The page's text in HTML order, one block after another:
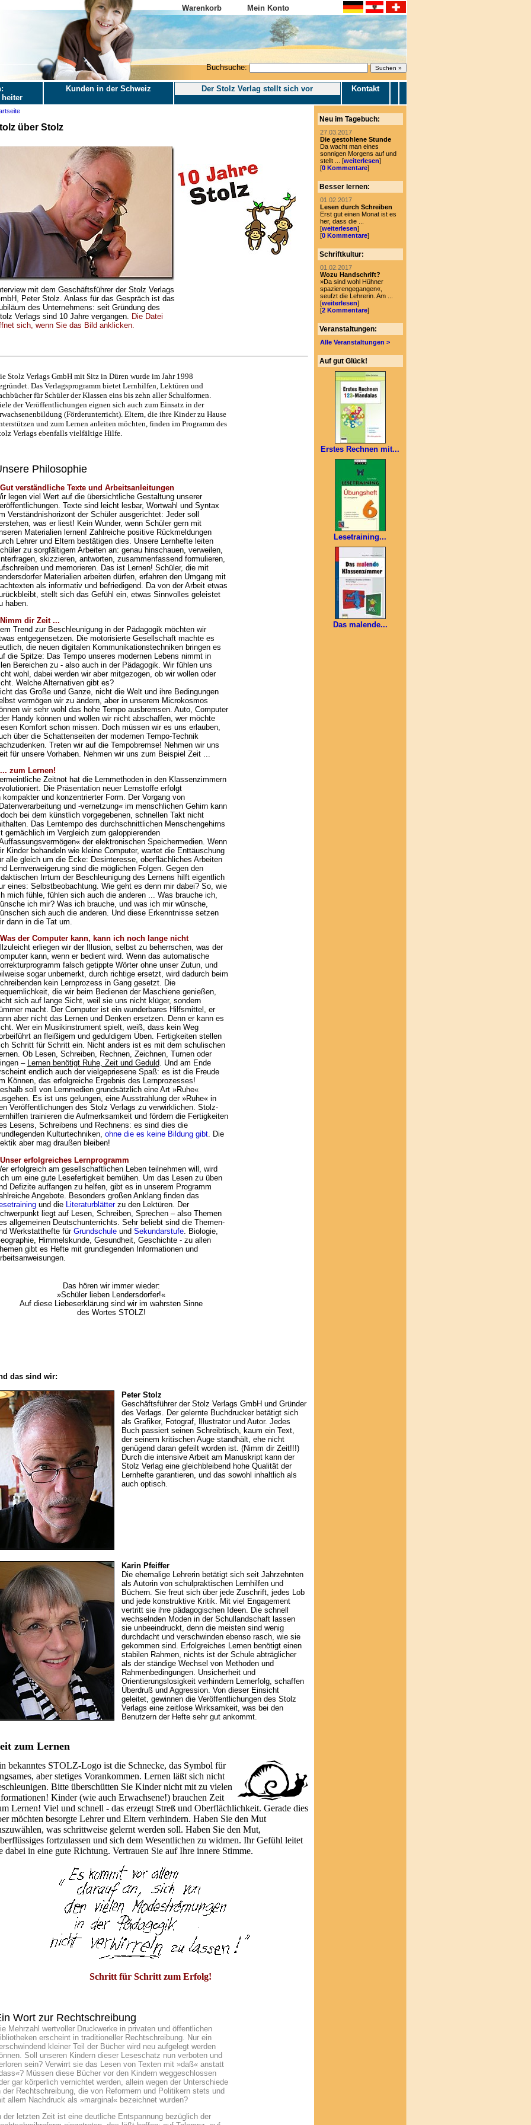
Warenkorb Mein Konto
Buchsuche:
Kunden in der Schweiz Der Stolz Verlag stellt sich vor Kontakt
über Stolz
mit dem Geschäftsführer der Stolz Verlags
Peter Stolz. Anlass für das Gespräch ist das
des Unternehmens: seit Gründung des
Verlags sind 10 Jahre vergangen. Die Datei
sich, wenn Sie das Bild anklicken.
Stolz Verlags GmbH mit Sitz in Düren wurde im Jahr 1998
Das Verlagsprogramm bietet Lernhilfen, Lektüren und
für Schüler der Klassen eins bis zehn aller Schulformen.
der Veröffentlichungen eignen sich auch zum Einsatz in der
(Förderunterricht). Eltern, die ihre Kinder zu Hause
und zum Lernen anleiten möchten, finden im Programm des
Verlags ebenfalls vielfältige Hilfe.
Philosophie
verständliche Texte und Arbeitsanleitungen
legen viel Wert auf die übersichtliche Gestaltung unserer
Texte sind leicht lesbar, Wortwahl und Syntax
Verständnishorizont der Schüler ausgerichtet: Jeder soll
was er liest! Kein Wunder, wenn Schüler gern mit
Materialien lernen! Zahlreiche positive Rückmeldungen
Lehrer und Eltern bestätigen dies. Unsere Lernhefte leiten
zu sorgfältigem Arbeiten an: genau hinschauen, verweilen,
skizzieren, antworten, zusammenfassend formulieren,
und memorieren. Das ist Lernen! Schüler, die mit
Materialien arbeiten dürfen, erfahren den Umgang mit
als informativ und befriedigend. Da von der Arbeit etwas
stellt sich das Gefühl ein, etwas Sinnvolles geleistet
haben.
dir Zeit ...
Trend zur Beschleunigung in der Pädagogik möchten wir
entgegensetzen. Die motorisierte Gesellschaft machte es
die neuen digitalen Kommunikationstechniken bringen es
die Spitze: Das Tempo unseres modernen Lebens nimmt in
Bereichen zu - also auch in der Pädagogik. Wir fühlen uns
wohl, dabei werden wir aber mitgezogen, ob wir wollen oder
Welche Alternativen gibt es?
das Große und Ganze, nicht die Welt und ihre Bedingungen
vermögen wir zu ändern, aber in unserem Microkosmos
wir sehr wohl das hohe Tempo ausbremsen. Auto, Computer
Handy können und wollen wir nicht abschaffen, wer möchte
Komfort schon missen. Doch müssen wir es uns erlauben,
über die Schattenseiten der modernen Tempo-Technik
Treten wir auf die Tempobremse! Nehmen wir uns
für unsere Vorhaben. Nehmen wir uns zum Beispiel Zeit ...
zum Lernen!
Zeitnot hat die Lernmethoden in den Klassenzimmern
Die Präsentation neuer Lernstoffe erfolgt
kompakter und konzentrierter Form. Der Vorgang von
und -vernetzung« im menschlichen Gehirn kann
bei dem künstlich vorgegebenen, schnellen Takt nicht
Das Lerntempo des durchschnittlichen Menschengehirns
gemächlich im Vergleich zum galoppierenden
der elektronischen Speichermedien. Wenn
Kinder behandeln wie kleine Computer, wartet die Enttäuschung
alle gleich um die Ecke: Desinteresse, oberflächliches Arbeiten
Lernverweigerung sind die möglichen Folgen. Gegen den
Irrtum der Beschleunigung des Lernens hilft eigentlich
eines: Selbstbeobachtung. Wie geht es denn mir dabei? So, wie
mich fühle, fühlen sich auch die anderen ... Was brauche ich,
ich mir? Was ich brauche, und was ich mir wünsche,
sich auch die anderen. Und diese Erkenntnisse setzen
dann in die Tat um.
der Computer kann, kann ich noch lange nicht
erliegen wir der Illusion, selbst zu beherrschen, was der
kann, wenn er bedient wird. Wenn das automatische
falsch getippte Wörter ohne unser Zutun, und
sogar unbemerkt, durch richtige ersetzt, wird dadurch beim
kein Lernprozess in Gang gesetzt. Die
die wir beim Bedienen der Maschiene genießen,
sich auf lange Sicht, weil sie uns nicht klüger, sondern
macht. Der Computer ist ein wunderbares Hilfsmittel, er
aber nicht das Lernen und Denken ersetzen. Denn er kann es
Wer ein Musikinstrument spielt, weiß, dass kein Weg
an fleißigem und geduldigem Üben. Fertigkeiten stellen
Schritt für Schritt ein. Nicht anders ist es mit dem schulischen
Ob Lesen, Schreiben, Rechnen, Zeichnen, Turnen oder
– Lernen benötigt Ruhe, Zeit und Geduld. Und am Ende
endlich auch der vielgepriesene Spaß: es ist die Freude
Können, das erfolgreiche Ergebnis des Lernprozesses!
soll von Lernmedien grundsätzlich eine Art »Ruhe«
Es ist uns gelungen, eine Ausstrahlung der »Ruhe« in
Veröffentlichungen des Stolz Verlags zu verwirklichen. Stolz-
trainieren die Aufmerksamkeit und fördern die Fertigkeiten
Lesens, Schreibens und Rechnens: es sind dies die
Kulturtechniken, ohne die es keine Bildung gibt. Die
aber mag draußen bleiben!
erfolgreiches Lernprogramm
erfolgreich am gesellschaftlichen Leben teilnehmen will, wird
um eine gute Lesefertigkeit bemühen. Um das Lesen zu üben
Defizite auffangen zu helfen, gibt es in unserem Programm
Angebote. Besonders großen Anklang finden das
und die Literaturblätterzu den Lektüren. Der
liegt auf Lesen, Schreiben, Sprechen – also Themen
allgemeinen Deutschunterrichts. Sehr beliebt sind die Themen-
Werkstatthefte für Grundschuleund Sekundarstufe. Biologie,
Himmelskunde, Gesundheit, Geschichte - zu allen
gibt es Hefte mit grundlegenden Informationen und
Das hören wir immer wieder:
»Schüler lieben Lendersdorfer!«
Auf diese Liebeserklärung sind wir im wahrsten Sinne
des Wortes STOLZ!
das sind wir:
Peter Stolz
Geschäftsführer der Stolz Verlags GmbH und Gründer
des Verlags. Der gelernte Buchdrucker betätigt sich
als Grafiker, Fotograf, Illustrator und Autor. Jedes
Buch passiert seinen Schreibtisch, kaum ein Text,
der seinem kritischen Auge standhält, ehe nicht
genügend daran gefeilt worden ist. (Nimm dir Zeit!!!)
Durch die intensive Arbeit am Manuskript kann der
Stolz Verlag eine gleichbleibend hohe Qualität der
Lernhefte garantieren, und das sowohl inhaltlich als
auch optisch.
Karin Pfeiffer
Die ehemalige Lehrerin betätigt sich seit Jahrzehnten
als Autorin von schulpraktischen Lernhilfen und
Büchern. Sie freut sich über jede Zuschrift, jedes Lob
und jede konstruktive Kritik. Mit viel Engagement
vertritt sie ihre pädagogischen Ideen. Die schnell
wechselnden Moden in der Schullandschaft lassen
sie unbeeindruckt, denn die meisten sind wenig
durchdacht und verschwinden ebenso rasch, wie sie
gekommen sind. Erfolgreiches Lernen benötigt einen
stabilen Rahmen, nichts ist der Schule abträglicher
als der ständige Wechsel von Methoden und
Rahmenbedingungen. Unsicherheit und
Orientierungslosigkeit verhindern Lernerfolg, schaffen
Überdruß und Aggression. Von dieser Einsicht
geleitet, gewinnen die Veröffentlichungen des Stolz
Verlags eine zeitlose Wirksamkeit, was bei den
Benutzern der Hefte sehr gut ankommt.
zum Lernen
bekanntes STOLZ-Logo ist die Schnecke, das Symbol für
aber stetiges Vorankommen. Lernen läßt sich nicht
Bitte überschütten Sie Kinder nicht mit zu vielen
Kinder (wie auch Erwachsene!) brauchen Zeit
Lernen! Viel und schnell - das erzeugt Streß und Oberflächlichkeit. Gerade dies
möchten besorgte Lehrer und Eltern verhindern. Haben Sie den Mut
was schrittweise gelernt werden soll. Haben Sie den Mut,
fortzulassen und sich dem Wesentlichen zu widmen. Ihr Gefühl leitet
dabei in eine gute Richtung. Vertrauen Sie auf Ihre innere Stimme.
Schritt für Schritt zum Erfolg!
Wort zur Rechtschreibung
Mehrzahl wertvoller Druckwerke in privaten und öffentlichen
erscheint in traditioneller Rechtschreibung. Nur ein
kleiner Teil der Bücher wird neu aufgelegt werden
Soll unseren Kindern dieser Leseschatz nun verboten und
sein? Verwirrt sie das Lesen von Texten mit »daß« anstatt
Müssen diese Bücher vor den Kindern weggeschlossen
gar körperlich vernichtet werden, allein wegen der Unterschiede
der Rechtschreibung, die von Reformern und Politikern stets und
allem Nachdruck als »marginal« bezeichnet wurden?
der letzten Zeit ist eine deutliche Entspannung bezüglich der
Neu im Tagebuch:
27.03.2017
Die gestohlene Stunde
Da wacht man eines
sonnigen Morgens auf und
stellt ... [weiterlesen]
[0 Kommentare]
Besser lernen:
01.02.2017
Lesen durch Schreiben
Erst gut einen Monat ist es
her, dass die ...
[weiterlesen]
[0 Kommentare]
Schriftkultur:
01.02.2017
Wozu Handschrift?
»Da sind wohl Hühner
spazierengegangen«,
seufzt die Lehrerin. Am ...
[weiterlesen]
[2 Kommentare]
Veranstaltungen:
Alle Veranstaltungen >
Auf gut Glück!
Erstes Rechnen mit...
Lesetraining...
Das malende...